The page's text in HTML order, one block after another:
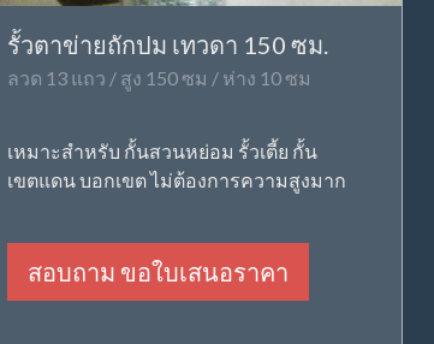
รั้วตาข่ายถักปม เทวดา 150 ซม.
ลวด 13 แถว / สูง 150 ซม / ห่าง 10 ซม
เหมาะสำหรับ กั้นสวนหย่อม รั้วเตี้ย กั้น
เขตแดน บอกเขต ไม่ต้องการความสูงมาก
สอบถาม ขอใบเสนอราคา